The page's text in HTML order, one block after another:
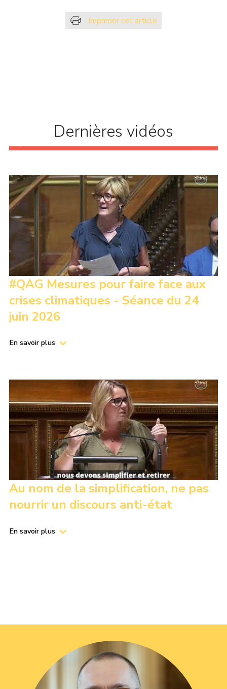
Imprimer cet article
Dernières vidéos
#QAG Mesures pour faire face aux
crises climatiques - Séance du 24
juin 2026
En savoir plus
Au nom de la simplification, ne pas
nourrir un discours anti-état
En savoir plus